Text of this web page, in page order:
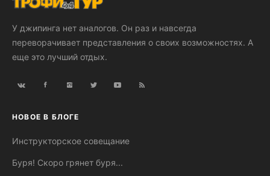
У джипинга нет аналогов. Он раз и навсегда
переворачивает представления о своих возможностях. А
еще это лучший отдых.
НОВОЕ В БЛОГЕ
Инструкторское совещание
Буря! Скоро грянет буря...